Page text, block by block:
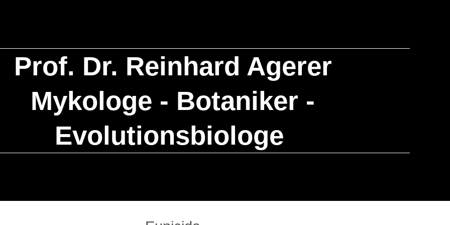
Prof. Dr. Reinhard Agerer
Mykologe - Botaniker -
Evolutionsbiologe